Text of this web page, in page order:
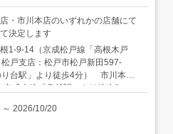
として還元します（MAX月収90万
年収344万円（入社1年目）年収
収1247万円（入社7年目）☆TOP
円以上になる方も！＜現在業務
革を実施中＞残業の抑止のため、
シャットダウン。効率よく出先で
用のPC貸与などもあり、少しずつ
る様子も。働き方改革も進み、
が45時間→30時間に、年間休日
した！
・市川本店のいずれかの店舗にて
決定します
1-9-14（京成松戸線「高根木戸
戸支店：松戸市松戸新田597-
り台駅」より徒歩4分） 市川本
成本線「鬼越駅」より徒歩1
～ 2026/10/20